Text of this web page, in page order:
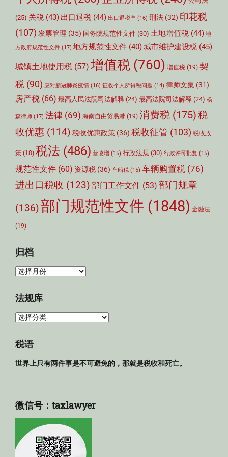
(25) 关税 (43) 出口退税 (44) 出口退税率 (16) 刑法 (32) 印花税
(107) 发票管理 (35) 国务院规范性文件 (30) 土地增值税 (44) 地
方政府规范性文件 (17) 地方规范性文件 (40)城市维护建设税 (45)
城镇土地使用税 (57) 增值税 (760) 增值税 (19) 契
税 (90) 应对新冠肺炎疫情 (16) 征收个人所得税问题 (14) 律师文集 (31)
房产税 (66) 最高人民法院司法解释 (24) 最高法院司法解释 (24) 杨
森律师 (17) 法律 (69) 海南自由贸易港 (19) 消费税 (175)税
收优惠 (114) 税收优惠政策 (36) 税收征管 (103) 税收政
策 (18) 税法 (486) 营改增 (15) 行政法规 (30) 行政许可批复 (15)
规范性文件 (60) 资源税 (36) 车船税 (15) 车辆购置税 (76)
进出口税收 (123) 部门工作文件 (53) 部门规章
(136)部门规范性文件 (1848) 金融法
(19)
归档
归
法规库
法
库
税语
世界上只有两件事是不可避免的，那就是税收和死亡。
微信号：taxlawyer